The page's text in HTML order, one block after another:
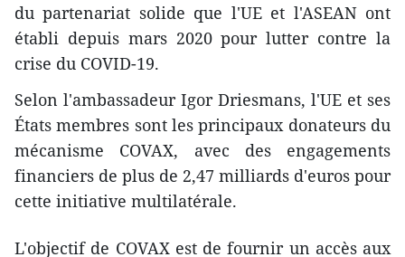
du partenariat solide que l'UE et l'ASEAN ont
établi depuis mars 2020 pour lutter contre la
crise du COVID-19.
Selon l'ambassadeur Igor Driesmans, l'UE et ses
États membres sont les principaux donateurs du
mécanisme COVAX, avec des engagements
financiers de plus de 2,47 milliards d'euros pour
cette initiative multilatérale.
L'objectif de COVAX est de fournir un accès aux